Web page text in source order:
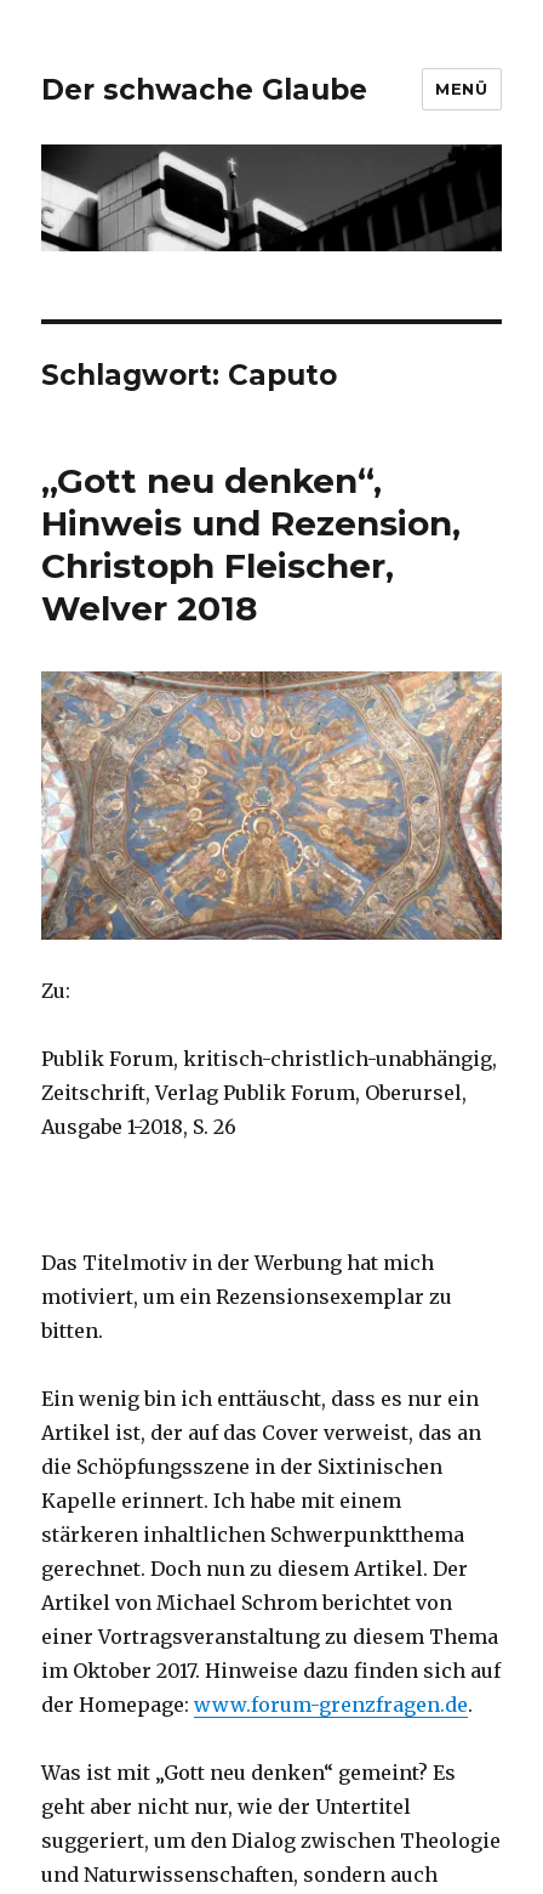
Der schwache Glaube MENÜ
Schlagwort: Caputo
„Gott neu denken“,
Hinweis und Rezension,
Christoph Fleischer,
Welver 2018
Zu:
Publik Forum, kritisch-christlich-unabhängig,
Zeitschrift, Verlag Publik Forum, Oberursel,
Ausgabe 1-2018, S. 26
Das Titelmotiv in der Werbung hat mich
motiviert, um ein Rezensionsexemplar zu
bitten.
Ein wenig bin ich enttäuscht, dass es nur ein
Artikel ist, der auf das Cover verweist, das an
die Schöpfungsszene in der Sixtinischen
Kapelle erinnert. Ich habe mit einem
stärkeren inhaltlichen Schwerpunktthema
gerechnet. Doch nun zu diesem Artikel. Der
Artikel von Michael Schrom berichtet von
einer Vortragsveranstaltung zu diesem Thema
im Oktober 2017. Hinweise dazu finden sich auf
der Homepage:www.forum-grenzfragen.de.
Was ist mit „Gott neu denken“ gemeint? Es
geht aber nicht nur, wie der Untertitel
suggeriert, um den Dialog zwischen Theologie
und Naturwissenschaften, sondern auch